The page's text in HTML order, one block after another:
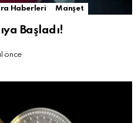
Haberleri Manşet
Başladı!
önce